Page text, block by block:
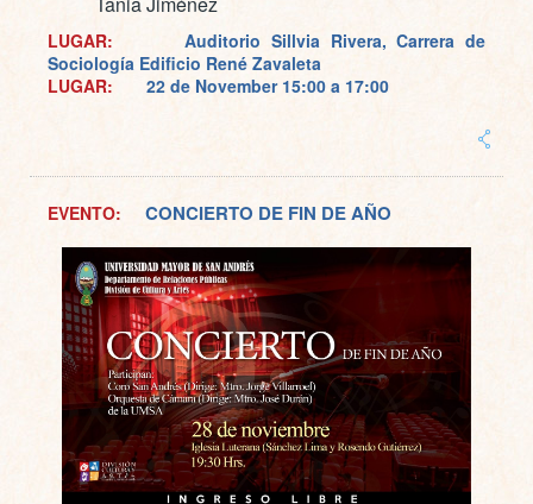
LUGAR:Auditorio Sillvia Rivera, Carrera de
Sociología Edificio René Zavaleta
LUGAR: 22 de November 15:00 a 17:00
EVENTO: CONCIERTO DE FIN DE AÑO